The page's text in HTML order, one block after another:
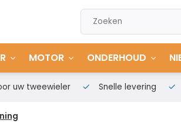
MOTOR ONDERHOUD
uw tweewieler Snelle levering